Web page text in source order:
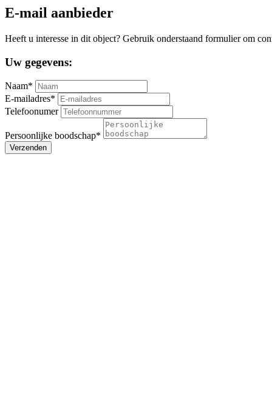
E-mail aanbieder
Heeft u interesse in dit object? Gebruik onderstaand formulier om
Uw gegevens:
Naam*
E-mailadres*
Telefoonumer
Persoonlijke boodschap*
Verzenden